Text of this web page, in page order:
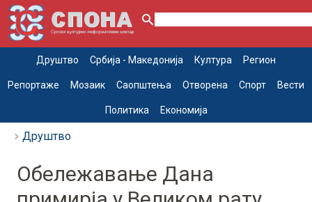
Друштво Србија - Македонија Култура Регион
Репортаже Мозаик Саопштења Отворена Спорт Вести
Политика Економија
Друштво
Обележавање Дана